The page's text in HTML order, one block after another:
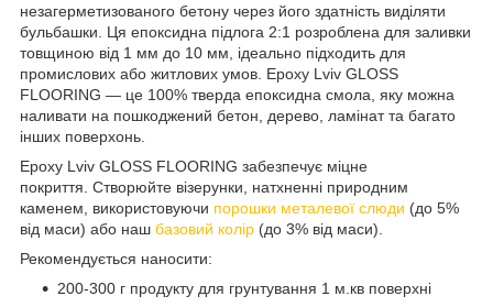
незагерметизованого бетону через його здатність виділяти
бульбашки. Ця епоксидна підлога 2:1 розроблена для заливки
товщиною від 1 мм до 10 мм, ідеально підходить для
промислових або житлових умов. Epoxy Lviv GLOSS
FLOORING — це 100% тверда епоксидна смола, яку можна
наливати на пошкоджений бетон, дерево, ламінат та багато
інших поверхонь.
Epoxy Lviv GLOSS FLOORING забезпечує міцне
покриття. Створюйте візерунки, натхненні природним
каменем, використовуючи порошки металевої слюди (до 5%
від маси) або наш базовий колір (до 3% від маси).
Рекомендується наносити:
200-300 г продукту для грунтування 1 м.кв поверхні